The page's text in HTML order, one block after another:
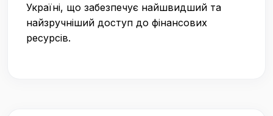
Україні, що забезпечує найшвидший та
найзручніший доступ до фінансових
ресурсів.